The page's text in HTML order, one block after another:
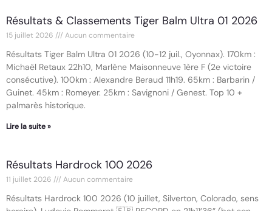
Résultats & Classements Tiger Balm Ultra 01 2026
15 juillet 2026 Aucun commentaire
Résultats Tiger Balm Ultra 01 2026 (10-12 juil., Oyonnax). 170km :
Michaël Retaux 22h10, Marlène Maisonneuve 1ère F (2e victoire
consécutive). 100km : Alexandre Beraud 11h19. 65km : Barbarin /
Guinet. 45km : Romeyer. 25km : Savignoni / Genest. Top 10 +
palmarès historique.
Lire la suite »
Résultats Hardrock 100 2026
11 juillet 2026 Aucun commentaire
Résultats Hardrock 100 2026 (10 juillet, Silverton, Colorado, sens